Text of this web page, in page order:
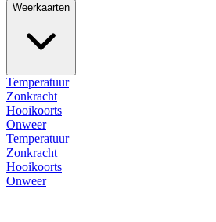
Weerkaarten
Temperatuur
Zonkracht
Hooikoorts
Onweer
Temperatuur
Zonkracht
Hooikoorts
Onweer